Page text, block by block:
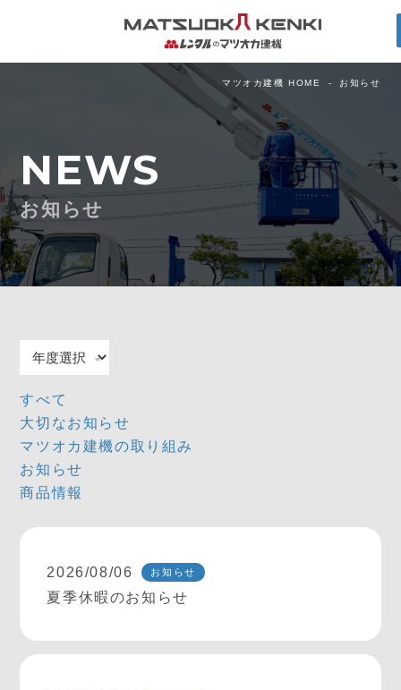
マツオカ建機 HOME お知らせ
NEWS
お知らせ
すべて
大切なお知らせ
マツオカ建機の取り組み
お知らせ
商品情報
2026/08/06 お知らせ
夏季休暇のお知らせ